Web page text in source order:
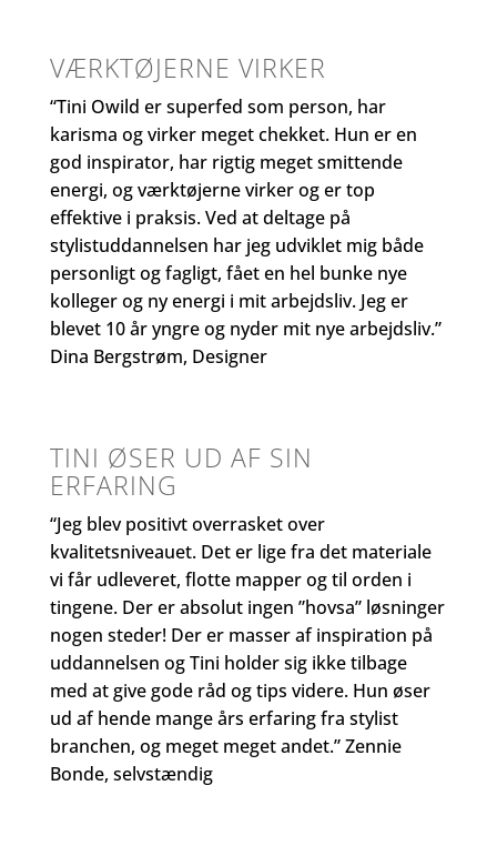
VÆRKTØJERNE VIRKER
“Tini Owild er superfed som person, har
karisma og virker meget chekket. Hun er en
god inspirator, har rigtig meget smittende
energi, og værktøjerne virker og er top
effektive i praksis. Ved at deltage på
stylistuddannelsen har jeg udviklet mig både
personligt og fagligt, fået en hel bunke nye
kolleger og ny energi i mit arbejdsliv. Jeg er
blevet 10 år yngre og nyder mit nye arbejdsliv.”
Dina Bergstrøm, Designer
TINI ØSER UD AF SIN
ERFARING
“Jeg blev positivt overrasket over
kvalitetsniveauet. Det er lige fra det materiale
vi får udleveret, flotte mapper og til orden i
tingene. Der er absolut ingen ”hovsa” løsninger
nogen steder! Der er masser af inspiration på
uddannelsen og Tini holder sig ikke tilbage
med at give gode råd og tips videre. Hun øser
ud af hende mange års erfaring fra stylist
branchen, og meget meget andet.” Zennie
Bonde, selvstændig